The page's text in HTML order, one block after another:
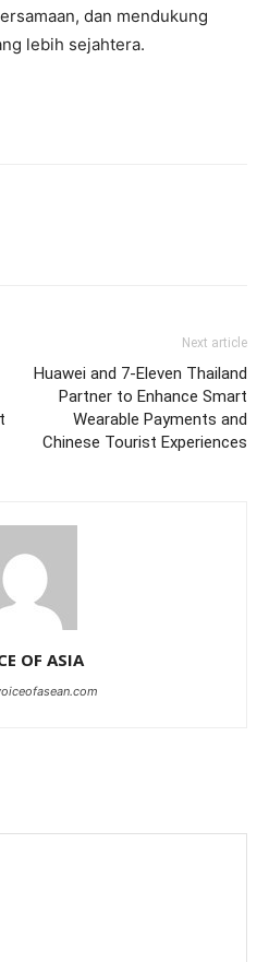
dan mendukung
lebih sejahtera.
Next article
Huawei and 7-Eleven Thailand
Partner to Enhance Smart
Wearable Payments and
Chinese Tourist Experiences
OF ASIA